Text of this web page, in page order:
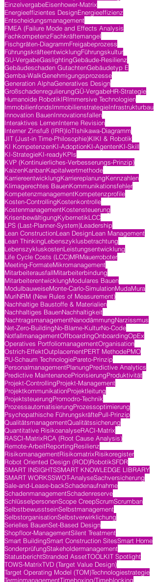
EinzelvergabeEisenhower-Matrix
Energieeffizientes DesignEnergieeffizienz
Entscheidungsmanagement
FMEA (Failure Mode and Effects Analysis
FachkompetenzFachkräftemangel
Fischgräten-DiagrammFreigabeprozess
FührungskräfteentwicklungFührungskultur
GU-VergabeGaslightingGebäude-Resilienz
Gebäudeschaden GutachtenGebäudetyp E
Gemba-WalkGenehmigungsprozesse
Generation AlphaGeneratives Design
GroßschadenregulierungGÜ-VergabeHR-Strategie
Humanoide RobotikIRImmersive Technologien
ImmobilienfondsImmobilienstrategieInfrastrukturbau
Innovation BauenInnovationsfallen
Interaktives LernenInterne Revision
Interner Zinsfuß (IRR)IoTIshikawa-Diagramm
JIT (Just-in Time-Philosophie)KIKI & Robotik
KI KompetenzenKI-AdoptionKI-AgentenKI-Skill
KI-StrategieKI-readyKPIs
KVP (Kontinuierliches-Verbesserungs-Prinzip)
KaizenKanbanKapitalwertmethode
KarriereentwicklungKarriereplanungKennzahlen
Klimagerechtes BauenKommunikationsfehler
KompetenzmanagementKompetenzprofile
Kosten-ControllingKostenkontrolle
KostenmanagementKostensteuerung
KrisenbewältigungKybernetikLCC
LPS (Last-Planner-System)Leadership
Lean ConstructionLean DesignLean Management
Lean ThinkingLebenszyklusbetrachtung
LebenszykluskostenLeistungsentwicklung
Life Cycle Costs (LCC)MRMauerroboter
Meeting-FormateMikromanagement
MitarbeiterausfallMitarbeiterbindung
MitarbeiterentwicklungModulares Bauen
ModulbauweiseMonte-Carlo-SimulationMudaMura
MuriNRM (New Rules of Measurement)
Nachhaltige Baustoffe & Materialien
Nachhaltiges BauenNachhaltigkeit
NachtragsmanagementNanodämmungNarzissmus
Net-Zero-BuildingNo-Blame-KulturNo-Code
NotfallmanagementOffboardingOnboardingOpEx
Operatives PortfoliomanagementOrganisation
Ostrich-EffektOutplacementPERT MethodePMO
PU-Schaum TechnologiePareto-Prinzip
PersonalmanagementPlanungPredictive Analytics
Predictive MaintenancePriorisierungProduktivität
Projekt-ControllingProjekt-Management
ProjektkommunikationProjektleitung
ProjektsteuerungPromodro-Technik
ProzessautomatisierungProzessoptimierung
Psychopathische FührungskräftePull-Prinzip
QualitätsmanagementQualitätssicherung
Quantitative RisikoanalyseRACI-Matrix
RASCI-MatrixRCA (Root Cause Analysis)
Remote-ArbeitReportingResilienz
RisikomanagementRisikomatrixRisikoregister
Robot Oriented Design (ROD)RobotikSFDR
SMART INSIGHTSSMART KNOWLEDGE LIBRARY
SMART WORKSSWOT-AnalyseSachversicherung
Sale-and-Lease-backSchadenaufnahme
SchadenmanagementSchadenreserve
SchlüsselpersonenScope CreepScrumScrumban
SelbstbewusstseinSelbstmanagement
SelbstorganisationSelbstverwirklichung
Serielles BauenSet-Based Design
Shopfloor-ManagementSilent Treatment
Smart BuildingSmart Construction SitesSmart Home
SonderprüfungStakeholdermanagement
StatusberichtStranded AssetTOOLKIT Spotlight
TOWS-MatrixTVD (Target Value Design)
Target Operating Model (TOM)Technologiestrategie
TerminmanagementTimeboxing/Timeblocking